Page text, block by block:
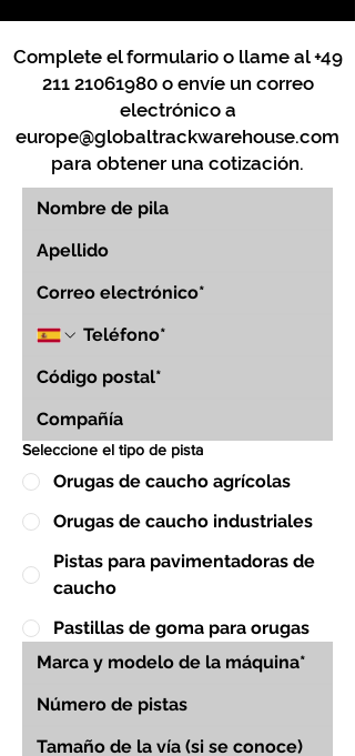
Complete el formulario o llame al+49
211 21061980o envíe un correo
electrónico a
europe@globaltrackwarehouse.com
para obtener una cotización.
Seleccione el tipo de pista
Orugas de caucho agrícolas
Orugas de caucho industriales
Pistas para pavimentadoras de
caucho
Pastillas de goma para orugas